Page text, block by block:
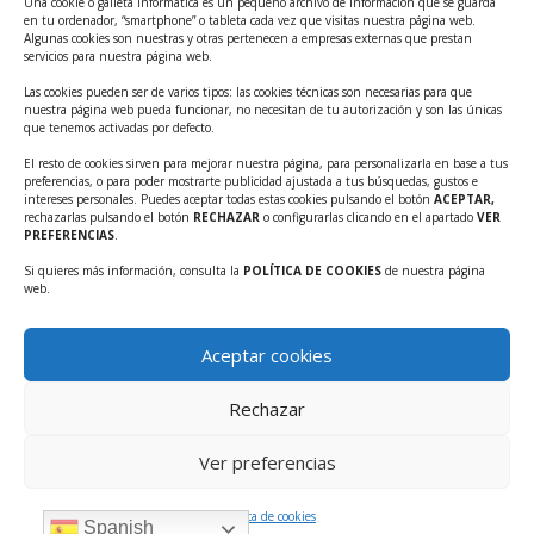
en tu ordenador, “smartphone” o tableta cada vez que visitas nuestra página web.
Algunas cookies son nuestras y otras pertenecen a empresas externas que prestan
servicios para nuestra página web.
Las cookies pueden ser de varios tipos: las cookies técnicas son necesarias para que
nuestra página web pueda funcionar, no necesitan de tu autorización y son las únicas
que tenemos activadas por defecto.
El resto de cookies sirven para mejorar nuestra página, para personalizarla en base a tus
preferencias, o para poder mostrarte publicidad ajustada a tus búsquedas, gustos e
intereses personales. Puedes aceptar todas estas cookies pulsando el botón ACEPTAR,
rechazarlas pulsando el botón RECHAZAR o configurarlas clicando en el apartado VER
PREFERENCIAS.
Si quieres más información, consulta la POLÍTICA DE COOKIES de nuestra página
web.
Aceptar cookies
Rechazar
Ver preferencias
Política de cookies
Ayudas INFO para el apoyo a las empresas
innovadoras con potencial tecnológico y escalables
Convocatoria Cheque de Innovación. Ayudas INFO
para la contratación de servicios de Innovación y
Competitividad
Cheque Inversión del INFO. Ayudas para la
contratación de servicios de Innovación y
Competitividad para apoyar rondas de financiación.
Inscripciones abiertas!!
Ayudas INFO para la contratación de servicios de
Innovación y Competitividad (CHEQUE
Spanish